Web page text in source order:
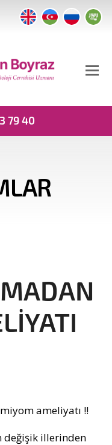
79 40
ameliyatı !!
değişik illerinden